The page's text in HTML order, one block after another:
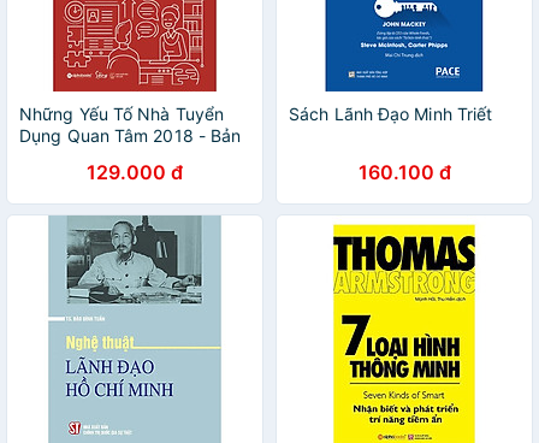
Những Yếu Tố Nhà Tuyển
Dụng Quan Tâm 2018 - Bản
129.000 đ
Sách Lãnh Đạo Minh Triết
160.100 đ